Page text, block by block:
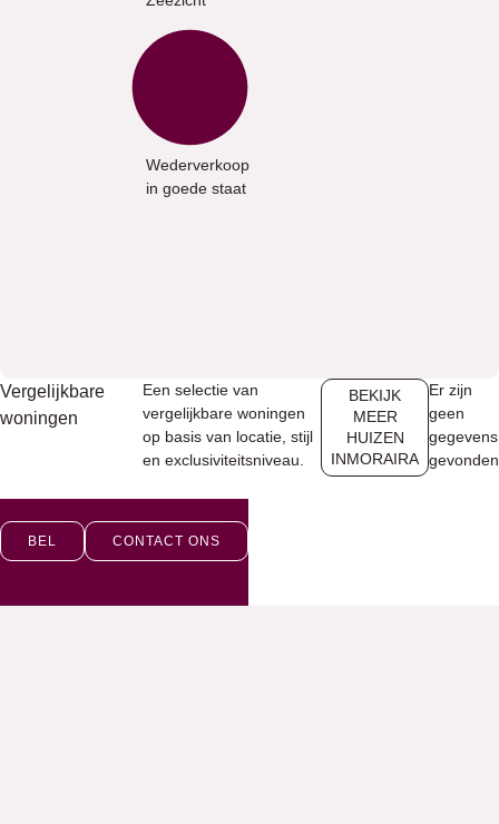
Wederverkoop
in goede staat
Vergelijkbare
woningen
Een selectie van
vergelijkbare woningen
op basis van locatie, stijl
en exclusiviteitsniveau.
BEKIJK
MEER
HUIZEN
INMORAIRA
Er zijn
geen
gegevens
gevonden
BEL CONTACT ONS